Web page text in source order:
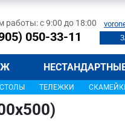
работы: с 9:00 до 18:00
050-33-11
СТОЛЫ ТЕЛЕЖКИ